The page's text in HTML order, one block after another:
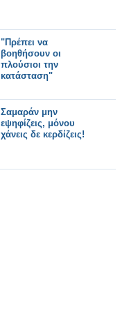
"Πρέπει να
βοηθήσουν οι
πλούσιοι την
κατάσταση"
Σαμαράν μην
εψηφίζεις, μόνου
χάνεις δε κερδίζεις!